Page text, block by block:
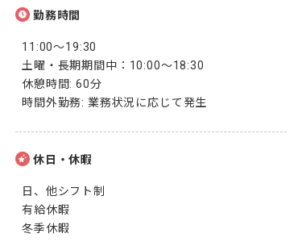
勤務時間
11:00〜19:30
土曜・長期期間中：10:00～18:30
休憩時間: 60分
時間外勤務: 業務状況に応じて発生
休日・休暇
日、他シフト制
有給休暇
冬季休暇